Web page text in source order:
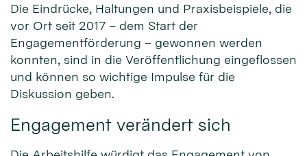
Die Eindrücke, Haltungen und Praxisbeispiele, die
vor Ort seit 2017 – dem Start der
Engagementförderung – gewonnen werden
konnten, sind in die Veröffentlichung eingeflossen
und können so wichtige Impulse für die
Diskussion geben.
Engagement verändert sich